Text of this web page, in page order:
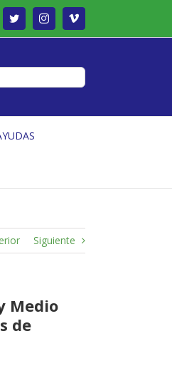
TwitterInstagramVimeo
Siguiente
Medio
de